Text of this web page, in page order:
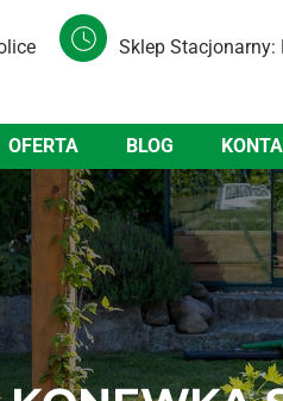
Sklep Stacjonarny:
OFERTA BLOG